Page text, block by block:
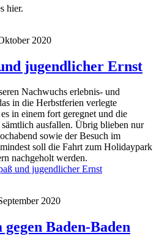
hier.
2020
jugendlicher Ernst
Nachwuchs erlebnis- und
in die Herbstferien verlegte
in einem fort geregnet und die
ausfallen. Übrig blieben nur
sowie der Besuch im
soll die Fahrt zum Holidaypark
nachgeholt werden.
und jugendlicher Ernst
2020
Baden-Baden